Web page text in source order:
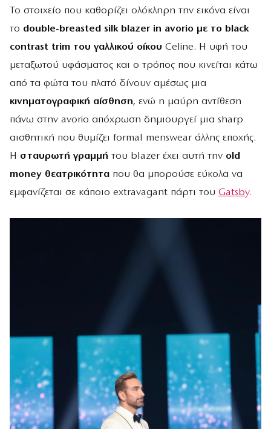
Το στοιχείο που καθορίζει ολόκληρη την εικόνα είναι
το double-breasted silk blazer in avorio με το black
contrast trim του γαλλικού οίκου Celine. Η υφή του
μεταξωτού υφάσματος και ο τρόπος που κινείται κάτω
από τα φώτα του πλατό δίνουν αμέσως μια
κινηματογραφική αίσθηση, ενώ η μαύρη αντίθεση
πάνω στην avorio απόχρωση δημιουργεί μια sharp
αισθητική που θυμίζει formal menswear άλλης εποχής.
Η σταυρωτή γραμμή του blazer έχει αυτή την old
money θεατρικότητα που θα μπορούσε εύκολα να
εμφανίζεται σε κάποιο extravagant πάρτι του Gatsby.